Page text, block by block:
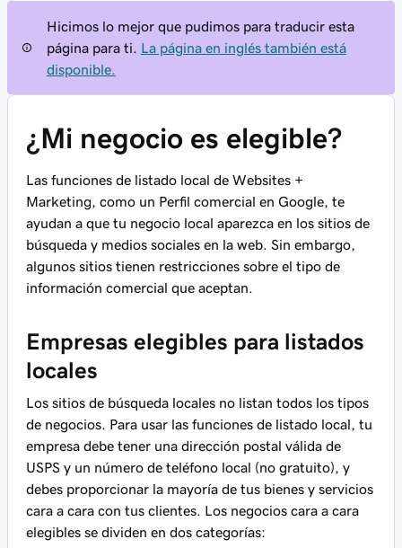
Hicimos lo mejor que pudimos para traducir esta
página para ti.
La página en inglés también está
disponible.
¿Mi negocio es elegible?
Las funciones de listado local de Websites +
Marketing, como un Perfil comercial en Google, te
ayudan a que tu negocio local aparezca en los sitios de
búsqueda y medios sociales en la web. Sin embargo,
algunos sitios tienen restricciones sobre el tipo de
información comercial que aceptan.
Empresas elegibles para listados
locales
Los sitios de búsqueda locales no listan todos los tipos
de negocios. Para usar las funciones de listado local, tu
empresa debe tener una dirección postal válida de
USPS y un número de teléfono local (no gratuito), y
debes proporcionar la mayoría de tus bienes y servicios
cara a cara con tus clientes. Los negocios cara a cara
elegibles se dividen en dos categorías: